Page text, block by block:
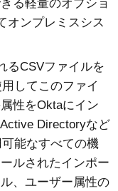
る軽量のオプショ
オンプレミスシス
るCSVファイルを
してこのファイ
性をOktaにイン
Directoryなど
能なすべての機
ルされたインポー
、ユーザー属性の